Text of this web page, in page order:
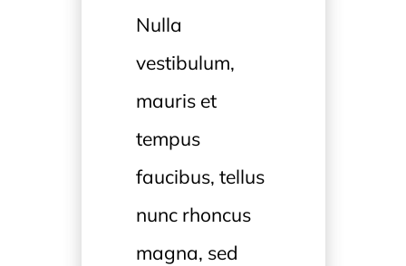
Nulla
vestibulum,
mauris et
tempus
faucibus, tellus
nunc rhoncus
magna, sed